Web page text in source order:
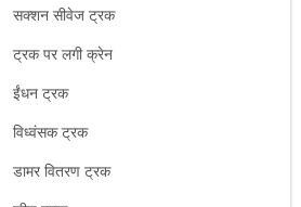
सक्शन सीवेज ट्रक
ट्रक पर लगी क्रेन
ईंधन ट्रक
विध्वंसक ट्रक
डामर वितरण ट्रक